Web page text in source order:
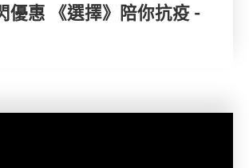
優惠 《選擇》陪你抗疫 -